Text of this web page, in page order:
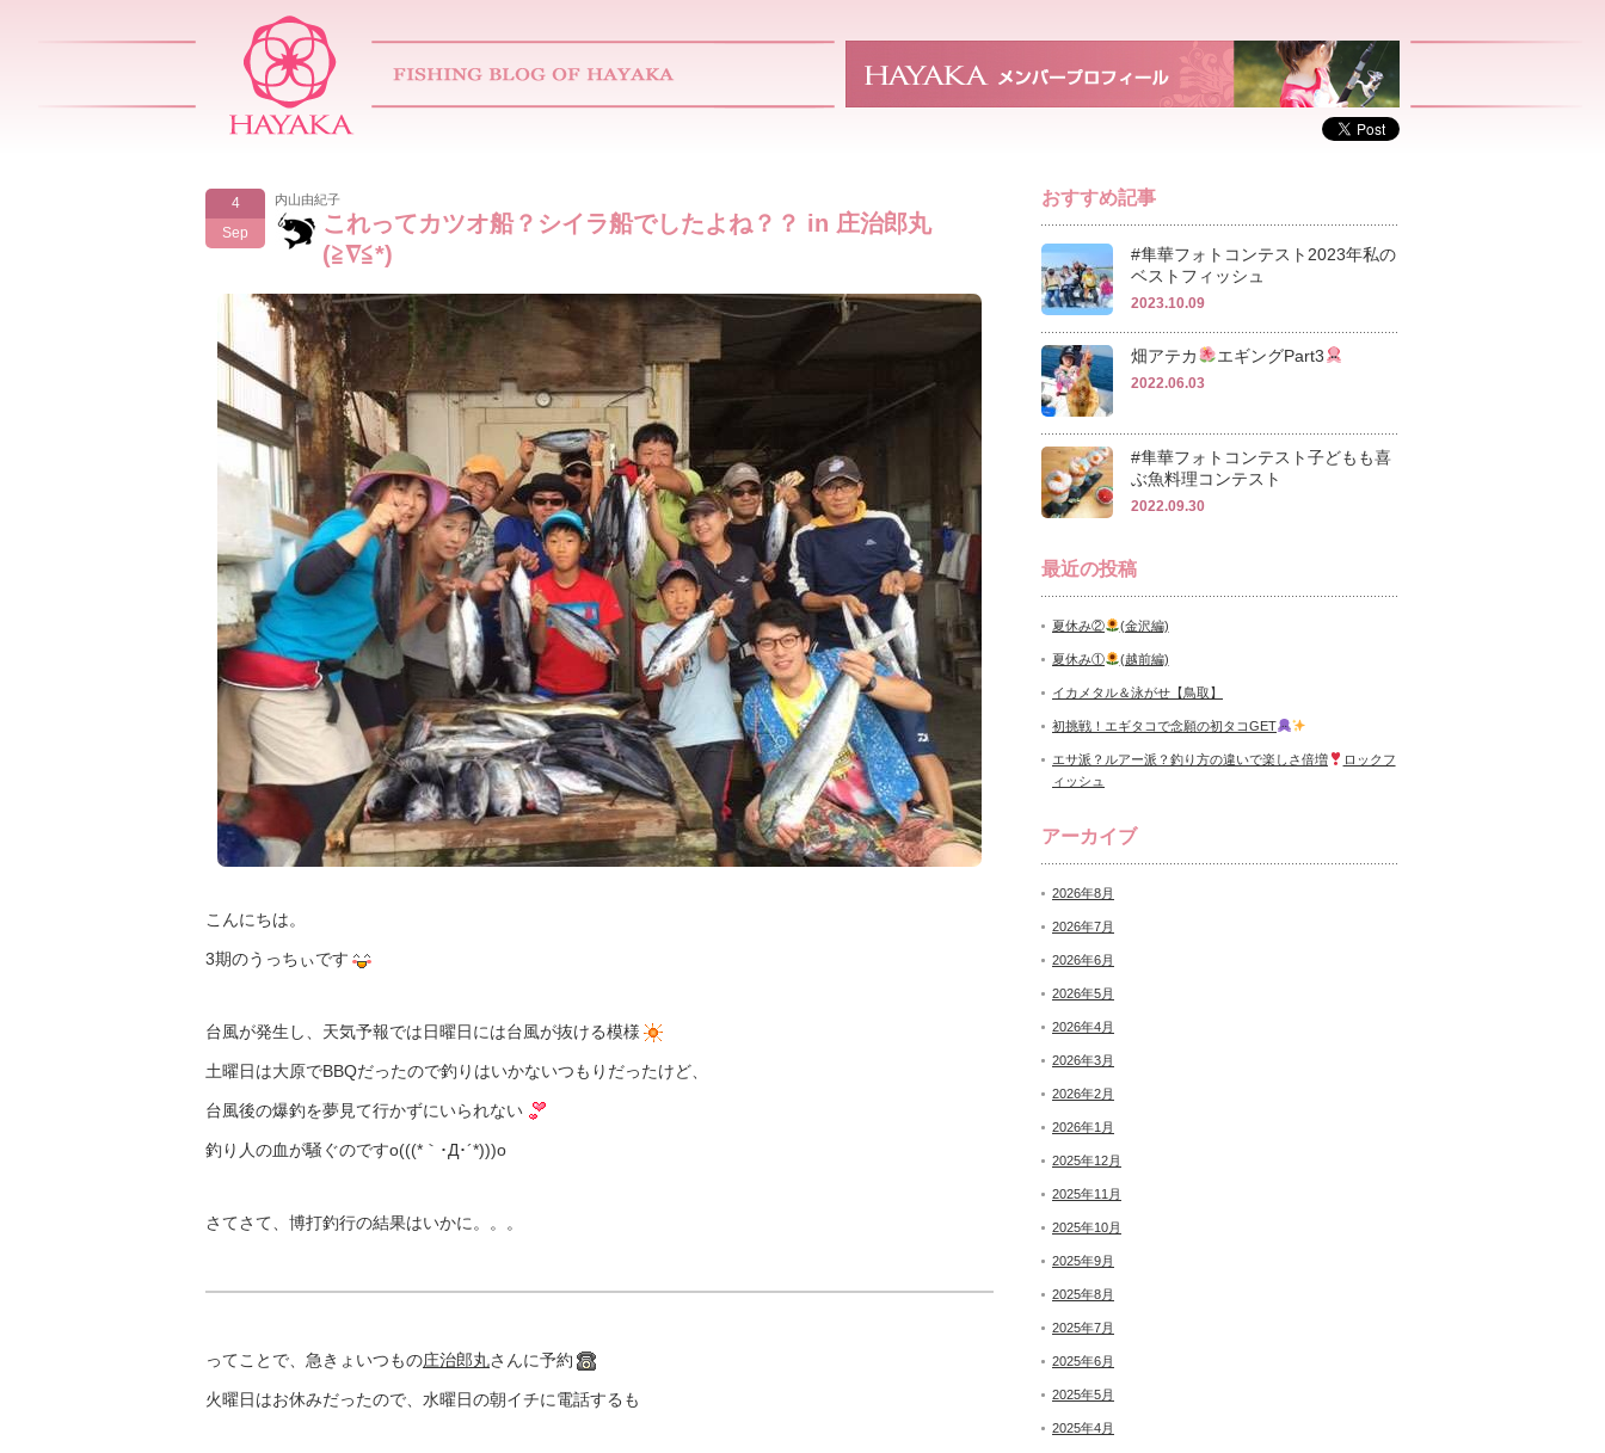
4
Sep
内山由紀子
これってカツオ船？シイラ船でしたよね？？ in 庄治郎丸
(≧∇≦*)
こんにちは。
3期のうっちぃです
台風が発生し、天気予報では日曜日には台風が抜ける模様
土曜日は大原でBBQだったので釣りはいかないつもりだったけど、
台風後の爆釣を夢見て行かずにいられない
釣り人の血が騒ぐのですo(((*｀･Д･´*)))o
さてさて、博打釣行の結果はいかに。。。
ってことで、急きょいつもの庄治郎丸さんに予約
火曜日はお休みだったので、水曜日の朝イチに電話するも
おすすめ記事
#隼華フォトコンテスト2023年私の
ベストフィッシュ
2023.10.09
畑アテカ エギングPart3
2022.06.03
#隼華フォトコンテスト子どもも喜
ぶ魚料理コンテスト
2022.09.30
最近の投稿
夏休み② (金沢編)
夏休み① (越前編)
イカメタル＆泳がせ【鳥取】
初挑戦！エギタコで念願の初タコGET
エサ派？ルアー派？釣り方の違いで楽しさ倍増
ロックフ
ィッシュ
アーカイブ
2026年8月
2026年7月
2026年6月
2026年5月
2026年4月
2026年3月
2026年2月
2026年1月
2025年12月
2025年11月
2025年10月
2025年9月
2025年8月
2025年7月
2025年6月
2025年5月
2025年4月